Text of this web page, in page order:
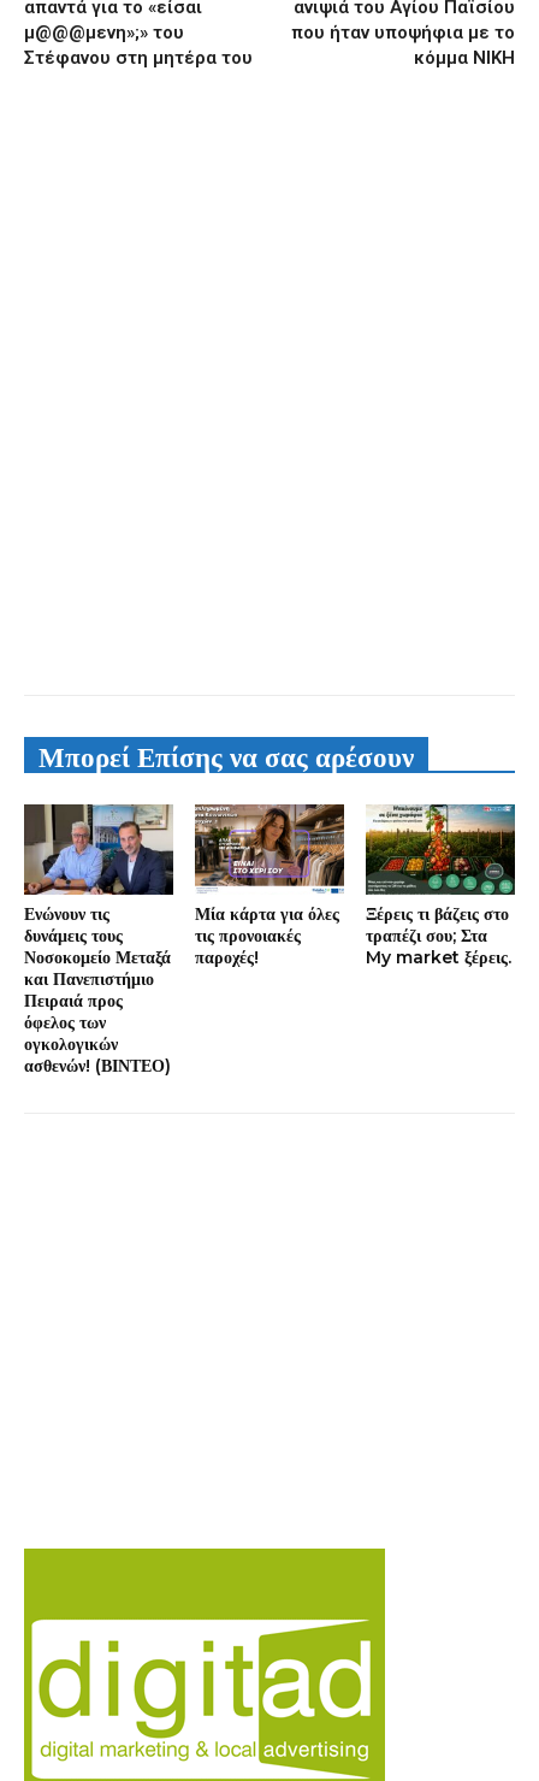
απαντά για το «είσαι
μ@@@μενη»;» του
Στέφανου στη μητέρα του
ανιψιά του Αγίου Παϊσίου
που ήταν υποψήφια με το
κόμμα ΝΙΚΗ
Μπορεί Επίσης να σας αρέσουν
Ενώνουν τις
δυνάμεις τους
Νοσοκομείο Μεταξά
και Πανεπιστήμιο
Πειραιά προς
όφελος των
ογκολογικών
ασθενών! (ΒΙΝΤΕΟ)
Μία κάρτα για όλες
τις προνοιακές
παροχές!
Ξέρεις τι βάζεις στο
τραπέζι σου; Στα
My market ξέρεις.